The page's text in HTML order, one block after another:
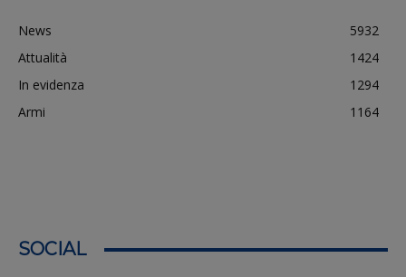
News
5932
Attualità
1424
In evidenza
1294
Armi
1164
SOCIAL